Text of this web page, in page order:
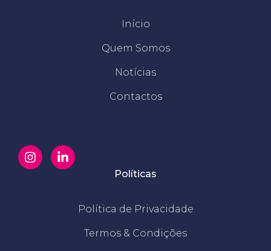
Início
Quem Somos
Notícias
Contactos
Políticas
Política de Privacidade
Termos & Condições